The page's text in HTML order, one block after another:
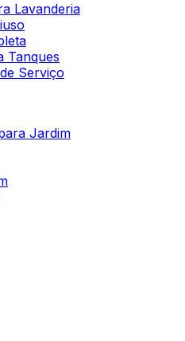
Lavanderia
Tanques
Serviço
Jardim